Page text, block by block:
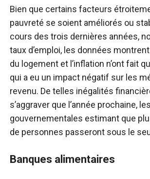
Bien que certains facteurs
pauvreté se soient améliorés ou
cours des trois dernières années,
taux d’emploi, les données
du logement et l’inflation n’ont fait
qui a eu un impact négatif sur les
revenu. De telles inégalités
s’aggraver que l’année prochaine,
gouvernementales estimant que
de personnes passeront sous le
Banques alimentaires